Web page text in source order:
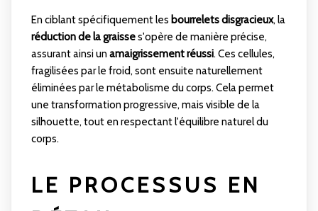
En ciblant spécifiquement les bourrelets disgracieux, la
réduction de la graisses'opère de manière précise,
assurant ainsi unamaigrissement réussi. Ces cellules,
fragilisées par le froid, sont ensuite naturellement
éliminées par le métabolisme du corps. Cela permet
une transformation progressive, mais visible de la
silhouette, tout en respectant l'équilibre naturel du
corps.
LE PROCESSUS EN